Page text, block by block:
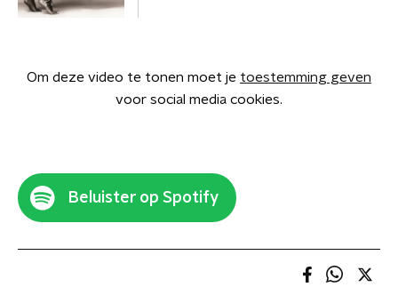
Om deze video te tonen moet je toestemming geven
voor social media cookies.
Beluister op Spotify